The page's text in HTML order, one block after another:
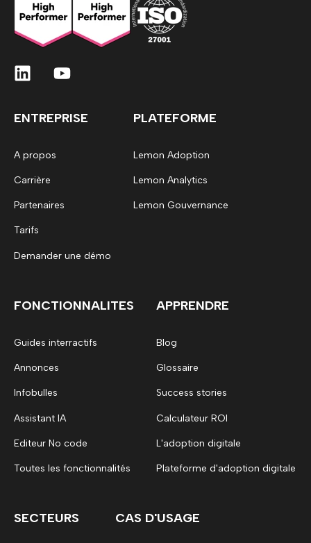
ENTREPRISE
A propos
Carrière
Partenaires
Tarifs
Demander une démo
PLATEFORME
Lemon Adoption
Lemon Analytics
Lemon Gouvernance
FONCTIONNALITES
Guides interractifs
Annonces
Infobulles
Assistant IA
Editeur No code
Toutes les fonctionnalités
APPRENDRE
Blog
Glossaire
Success stories
Calculateur ROI
L'adoption digitale
Plateforme d'adoption digitale
SECTEURS CAS D'USAGE